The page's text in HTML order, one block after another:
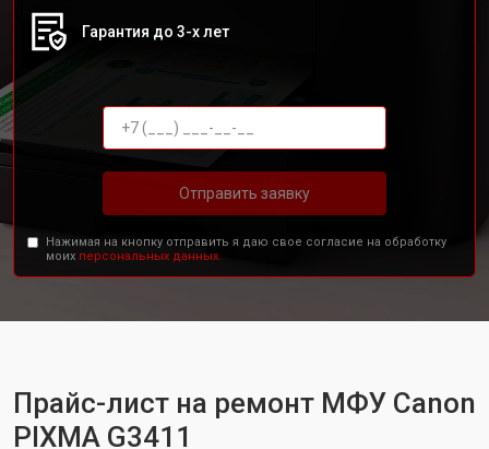
Гарантия до 3-х лет
Отправить заявку
Нажимая на кнопку отправить я даю свое согласие на обработку
моих персональных данных.
Прайс-лист на ремонт МФУ Canon
PIXMA G3411